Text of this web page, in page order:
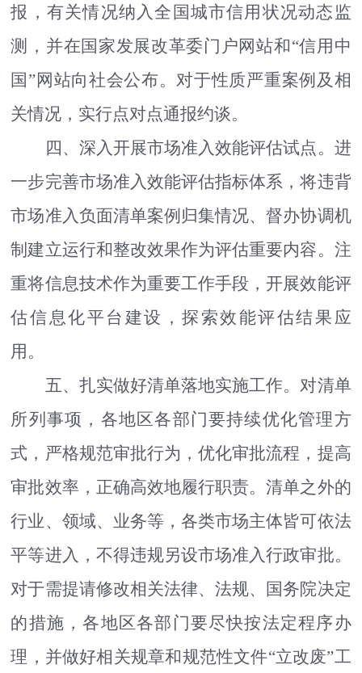
报，有关情况纳入全国城市信用状况动态监
测，并在国家发展改革委门户网站和“信用中
国 ”网站向社会公布。对于性质严重案例及相
关情况，实行点对点通报约谈。
四、深入开展市场准入效能评估试点。 进
一步完善市场准入效能评估指标体系，将违背
市场准入负面清单案例归集情况、督办协调机
制建立运行和整改效果作为评估重要内容。注
重将信息技术作为重要工作手段，开展效能评
估信息化平台建设，探索效能评估结果应
用。
五、扎实做好清单落地实施工作。对清单
所列事项，各地区各部门要持续优化管理方
式，严格规范审批行为，优化审批流程，提高
审批效率，正确高效地履行职责。清单之外的
行业、领域、业务等，各类市场主体皆可依法
平等进入，不得违规另设市场准入行政审批。
对于需提请修改相关法律、法规、国务院决定
的措施，各地区各部门要尽快按法定程序办
理，并做好相关规章和规范性文件“立改废”工